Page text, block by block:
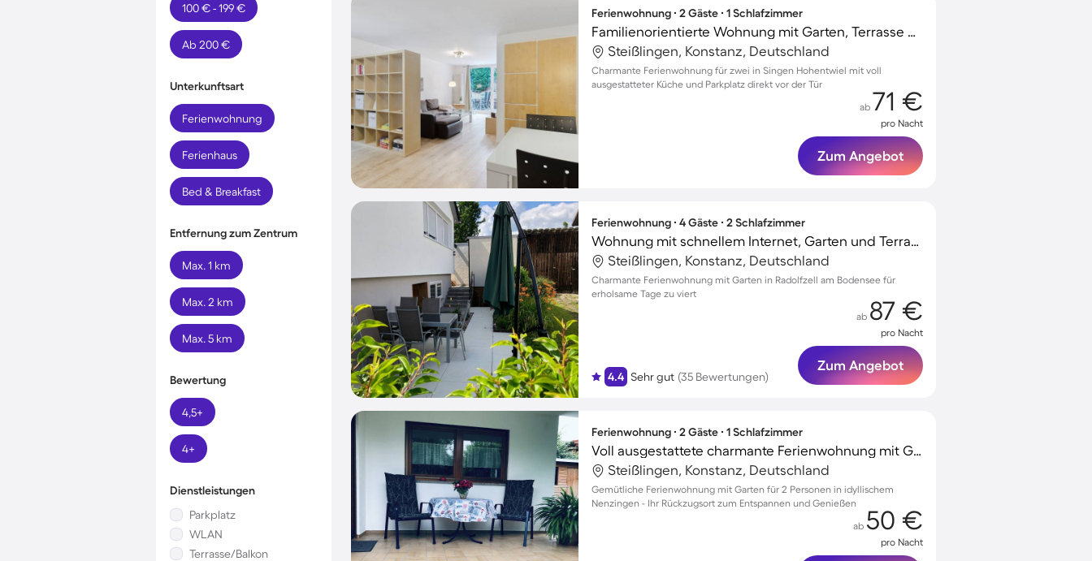
100 € - 199 €
Ab 200 €
Unterkunftsart
Ferienwohnung
Ferienhaus
Bed & Breakfast
Entfernung zum Zentrum
Max. 1 km
Max. 2 km
Max. 5 km
Bewertung
4,5+
4+
Dienstleistungen
Parkplatz
WLAN
Terrasse/Balkon
Ferienwohnung ∙ 2 Gäste ∙ 1 Schlafzimmer
Familienorientierte Wohnung mit Garten, Terrasse und schnellem Internet | Gartenblick
Steißlingen, Konstanz, Deutschland
Charmante Ferienwohnung für zwei in Singen Hohentwiel mit voll
ausgestatteter Küche und Parkplatz direkt vor der Tür
ab 71 €
pro Nacht
Zum Angebot
Ferienwohnung ∙ 4 Gäste ∙ 2 Schlafzimmer
Wohnung mit schnellem Internet, Garten und Terrasse | Gartenblick | Ideal für Homeoffice
Steißlingen, Konstanz, Deutschland
Charmante Ferienwohnung mit Garten in Radolfzell am Bodensee für
erholsame Tage zu viert
4.4 Sehr gut (35 Bewertungen)
ab 87 €
pro Nacht
Zum Angebot
Ferienwohnung ∙ 2 Gäste ∙ 1 Schlafzimmer
Voll ausgestattete charmante Ferienwohnung mit Garten
Steißlingen, Konstanz, Deutschland
Gemütliche Ferienwohnung mit Garten für 2 Personen in idyllischem
Nenzingen - Ihr Rückzugsort zum Entspannen und Genießen
ab 50 €
pro Nacht